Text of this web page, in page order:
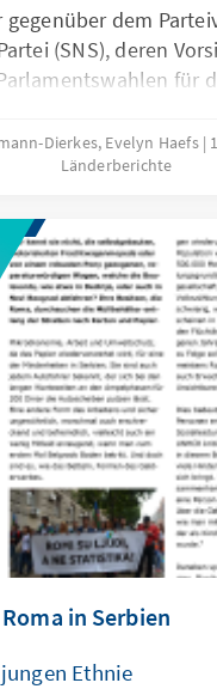
gegenüber dem
(SNS), deren
für
Dierkes, Evelyn Haefs
Länderberichte
in Serbien
Ethnie